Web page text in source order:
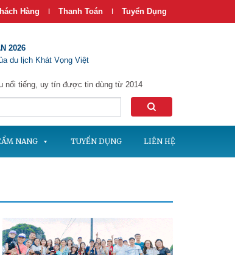
Hàng | Thanh Toán | Tuyển Dụng
2026
du lịch Khát Vọng Việt
nổi tiếng, uy tín được tin dùng từ 2014
NANG TUYỂN DỤNG LIÊN HỆ